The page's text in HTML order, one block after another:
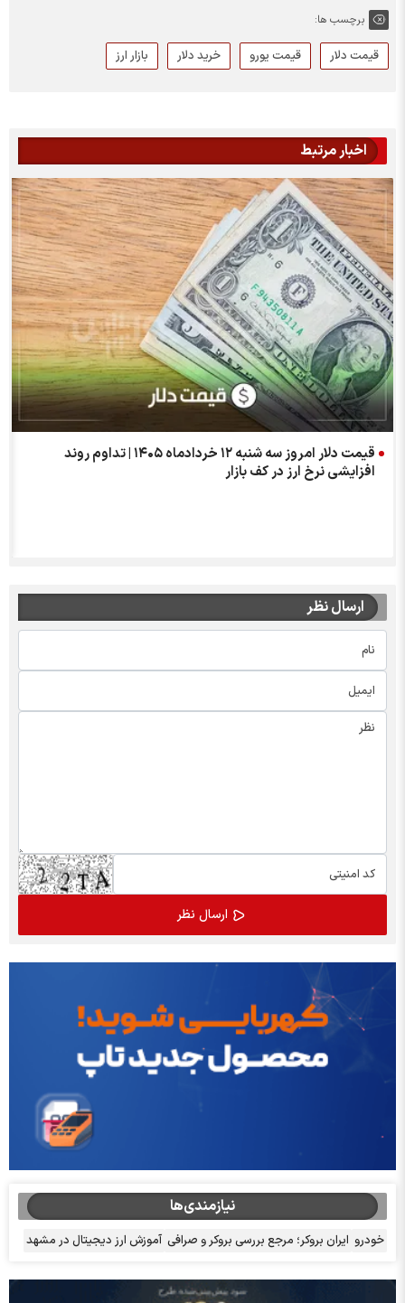
برچسب ها:
قیمت دلار قیمت یورو خرید دلار بازار ارز
اخبار مرتبط
قیمت دلار امروز سه شنبه ۱۲ خردادماه ۱۴۰۵ | تداوم روند
افزایشی نرخ ارز در کف بازار
ارسال نظر
نیازمندی‌ها
خودرو ایران بروکر؛ مرجع بررسی بروکر و صرافی آموزش ارز دیجیتال در مشهد